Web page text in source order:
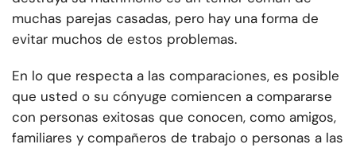
muchas parejas casadas, pero hay una forma de
evitar muchos de estos problemas.
En lo que respecta a las comparaciones, es posible
que usted o su cónyuge comiencen a compararse
con personas exitosas que conocen, como amigos,
familiares y compañeros de trabajo o personas a las